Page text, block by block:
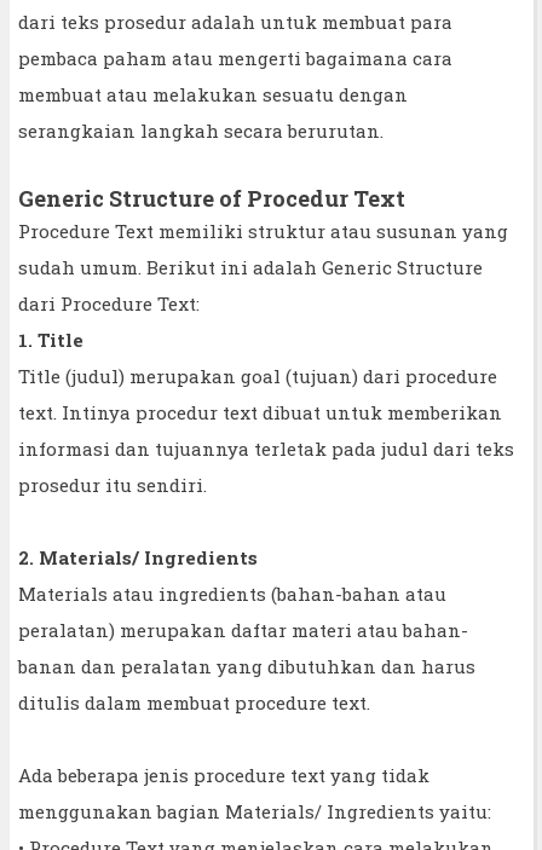
dari teks prosedur adalah untuk membuat para
pembaca paham atau mengerti bagaimana cara
membuat atau melakukan sesuatu dengan
serangkaian langkah secara berurutan.
Generic Structure of Procedur Text
Procedure Text memiliki struktur atau susunan yang
sudah umum. Berikut ini adalah Generic Structure
dari Procedure Text:
1. Title
Title (judul) merupakan goal (tujuan) dari procedure
text. Intinya procedur text dibuat untuk memberikan
informasi dan tujuannya terletak pada judul dari teks
prosedur itu sendiri.
2. Materials/ Ingredients
Materials atau ingredients (bahan-bahan atau
peralatan) merupakan daftar materi atau bahan-
banan dan peralatan yang dibutuhkan dan harus
ditulis dalam membuat procedure text.
Ada beberapa jenis procedure text yang tidak
menggunakan bagian Materials/ Ingredients yaitu: